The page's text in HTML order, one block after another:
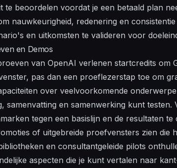
te beoordelen voordat je een betaald plan
nauwkeurigheid, redenering en
en uitkomsten te valideren voor
en Demos
van OpenAI verlenen startcredits om
pas dan een proeflezerstap toe om
over veelvoorkomende
samenvatting en samenwerking kunt
tegen een basislijn en de resultaten
of uitgebreide proefvensters zien die
en consultantgeleide pilots
aspecten die je kunt vertalen naar